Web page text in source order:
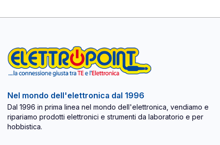
Nel mondo dell'elettronica dal 1996
Dal 1996 in prima linea nel mondo dell'elettronica, vendiamo e
ripariamo prodotti elettronici e strumenti da laboratorio e per
hobbistica.